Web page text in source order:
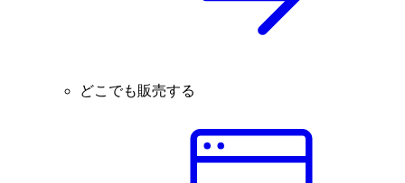
どこでも販売する